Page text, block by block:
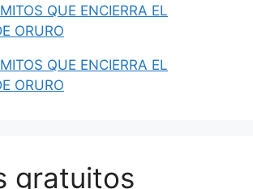
MITOS QUE ENCIERRA EL
ORURO
MITOS QUE ENCIERRA EL
ORURO
gratuitos